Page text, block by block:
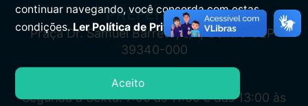
PREFEITURA
Praça Dr. Samuel Barreto, s/n, Centro CEP:
39340-000
ATENDIMENTO
Segunda à Sexta: 7:00 às 11:00 e das 13:00 às
continuar navegando, você concorda com estas
condições.Ler Política de Privacidade.
Aceito